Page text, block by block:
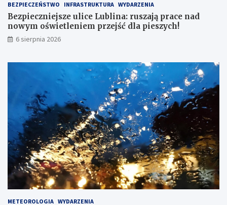
BEZPIECZEŃSTWO INFRASTRUKTURA WYDARZENIA
Bezpieczniejsze ulice Lublina: ruszają prace nad
nowym oświetleniem przejść dla pieszych!
6 sierpnia 2026
METEOROLOGIA WYDARZENIA